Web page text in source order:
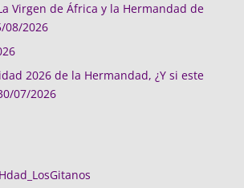
Virgen de África y la Hermandad de
08/2026
2026 de la Hermandad, ¿Y si este
07/2026